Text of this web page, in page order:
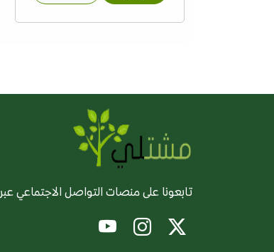
تابعونا على منصات التواصل الاجتماعي عبر